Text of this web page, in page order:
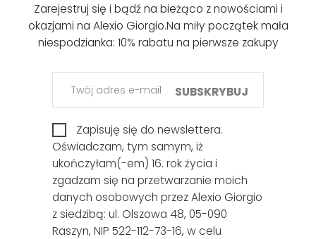
Zarejestruj się i bądź na bieżąco z nowościami i
okazjami na Alexio Giorgio.Na miły początek mała
niespodzianka: 10% rabatu na pierwsze zakupy
SUBSKRYBUJ
Zapisuję się do newslettera.
Oświadczam, tym samym, iż
ukończyłam(-em) 16. rok życia i
zgadzam się na przetwarzanie moich
danych osobowych przez Alexio Giorgio
z siedzibą: ul. Olszowa 48, 05-090
Raszyn, NIP 522-112-73-16, w celu